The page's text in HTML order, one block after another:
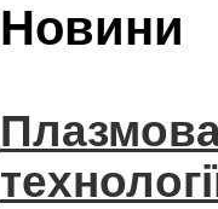
Новини
Плазмова